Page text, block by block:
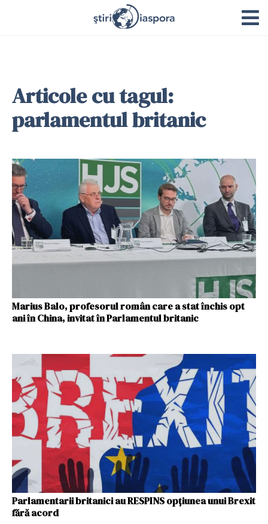
Articole cu tagul:
parlamentul britanic
Marius Balo, profesorul român care a stat închis opt
ani în China, invitat în Parlamentul britanic
Parlamentarii britanici au RESPINS opţiunea unui Brexit
fără acord